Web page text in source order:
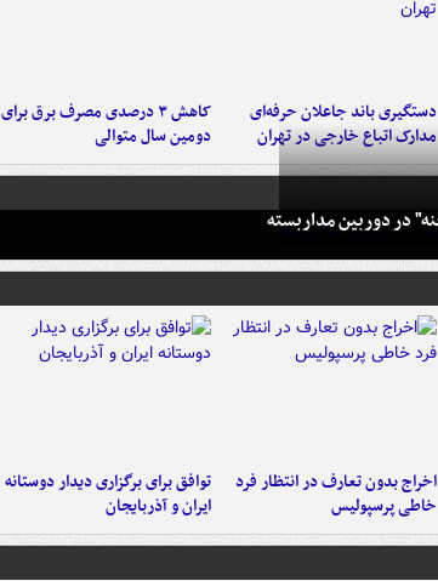
دستگیری باند جاعلان حرفه‌ای
مدارک اتباع خارجی در تهران
کاهش ۳ درصدی مصرف برق برای
دومین سال متوالی
اخراج بدون تعارف در انتظار فرد
خاطی پرسپولیس
توافق برای برگزاری دیدار دوستانه
ایران و آذربایجان